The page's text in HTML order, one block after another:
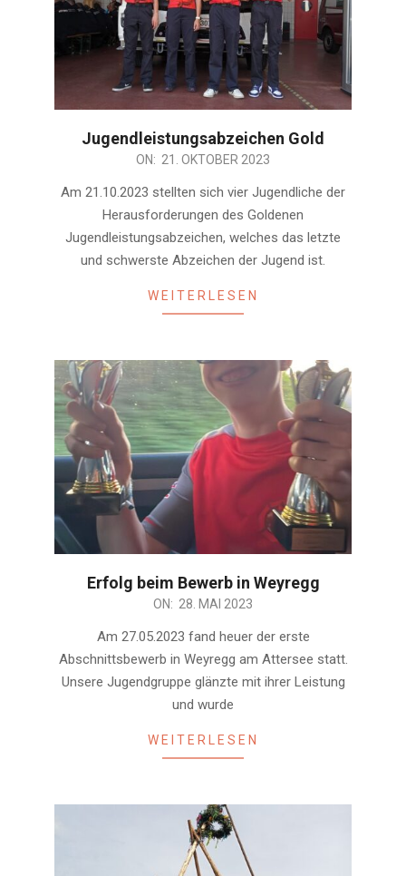
Jugendleistungsabzeichen Gold
ON: 21. OKTOBER 2023
Am 21.10.2023 stellten sich vier Jugendliche der
Herausforderungen des Goldenen
Jugendleistungsabzeichen, welches das letzte
und schwerste Abzeichen der Jugend ist.
WEITERLESEN
Erfolg beim Bewerb in Weyregg
ON: 28. MAI 2023
Am 27.05.2023 fand heuer der erste
Abschnittsbewerb in Weyregg am Attersee statt.
Unsere Jugendgruppe glänzte mit ihrer Leistung
und wurde
WEITERLESEN